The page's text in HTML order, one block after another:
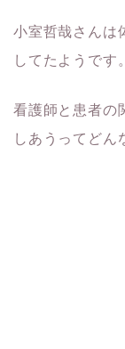
小室哲哉さんは
してたようです。
看護師と患者の
しあうってどん